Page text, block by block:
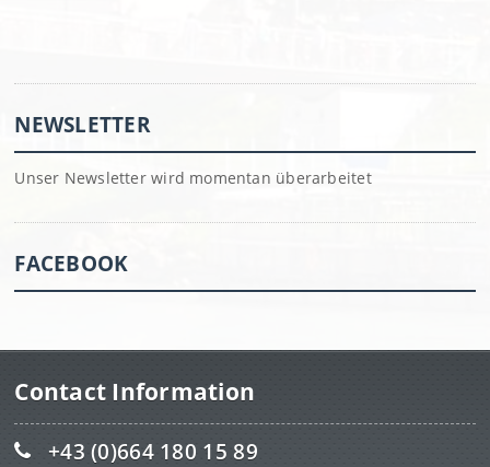
NEWSLETTER
Unser Newsletter wird momentan überarbeitet
FACEBOOK
Contact Information
+43 (0)664 180 15 89